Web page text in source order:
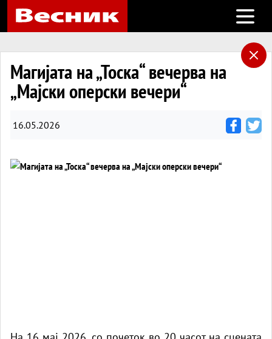
Open
Магијата на „Тоска“ вечерва на
„Мајски оперски вечери“
16.05.2026